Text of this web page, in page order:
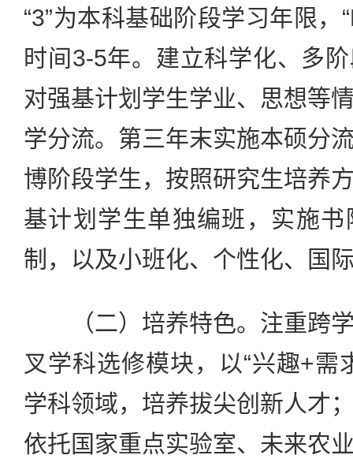
“3”为本科基础阶段学习年限，
时间3-5年。建立科学化、多
对强基计划学生学业、思想等
学分流。第三年末实施本硕分
博阶段学生，按照研究生培养
基计划学生单独编班，实施
制，以及小班化、个性化、国
（二）培养特色。注重跨学
叉学科选修模块，以“兴趣+需
学科领域，培养拔尖创新人才
依托国家重点实验室、未来农